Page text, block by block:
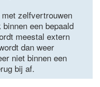
zelfvertrouwen
een bepaald
meestal extern
dan weer
niet binnen een
bij af.